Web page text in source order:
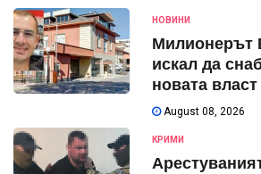
НОВИНИ
Милионерът
искал да
новата власт
August 08, 2026
КРИМИ